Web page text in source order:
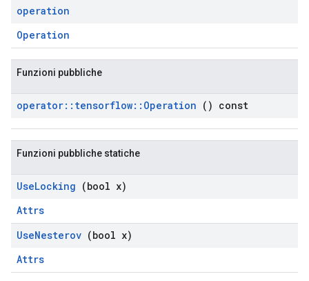
operation
Operation
Funzioni pubbliche
operator:: tensorflow:: Operation () const
Funzioni pubbliche statiche
UseLocking (bool x)
Attrs
UseNesterov (bool x)
Attrs